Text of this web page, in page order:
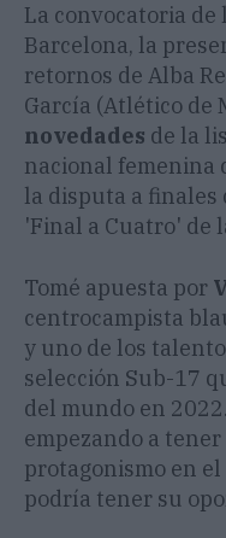
La convocatoria de
Barcelona, la
retornos de Alba
García (Atlético de
novedades de la
nacional femenina
la disputa a finales
'Final a Cuatro' de
Tomé apuesta por
centrocampista
y uno de los
selección Sub-17
del mundo en
empezando a
protagonismo en
podría tener su